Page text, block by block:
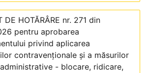
DE HOTĂRÂRE nr. 271 din
pentru aprobarea
privind aplicarea
contravenționale și a măsurilor
- blocare, ridicare,